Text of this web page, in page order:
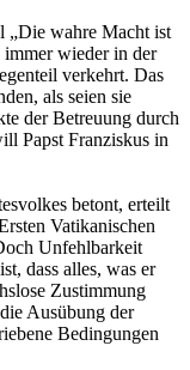
„Die wahre Macht ist
immer wieder in der
verkehrt. Das
als seien sie
der Betreuung durch
Papst Franziskus in
betont, erteilt
Vatikanischen
Unfehlbarkeit
dass alles, was er
Zustimmung
Ausübung der
Bedingungen